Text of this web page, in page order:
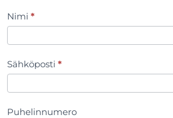
Yhteydenottolomake
Nimi *
Sähköposti *
Puhelinnumero